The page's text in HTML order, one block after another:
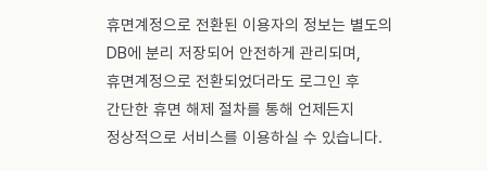
휴면계정으로 전환된 이용자의 정보는 별도의
DB에 분리 저장되어 안전하게 관리되며,
휴면계정으로 전환되었더라도 로그인 후
간단한 휴면 해제 절차를 통해 언제든지
정상적으로 서비스를 이용하실 수 있습니다.